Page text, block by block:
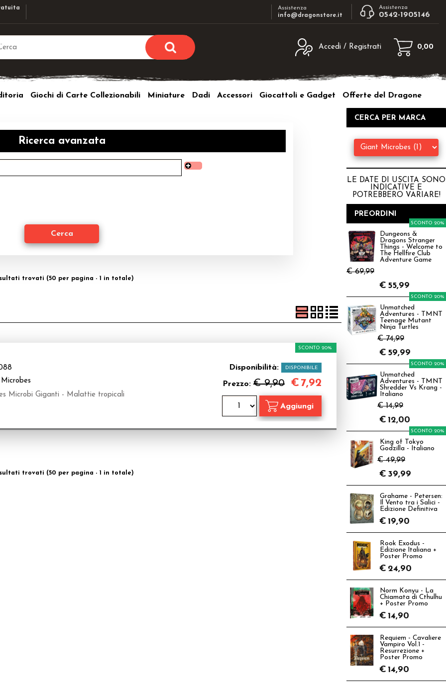
Assistenza
info@dragonstore.it
Assistenza
0542-1905146
Accedi / Registrati
utente e la password e poi clicca sul
sito clicca sul pulsante "Registrati"
0,00
Giochi di Carte Collezionabili Miniature Dadi Accessori Giocattoli e Gadget Offerte del Dragone
Ricerca avanzata
trovati (50 per pagina - 1 in totale)
Microbi Giganti - Malattie tropicali
Disponibilità: DISPONIBILE
Prezzo: € 9,90
SCONTO 20%
€ 7,92
trovati (50 per pagina - 1 in totale)
CERCA PER MARCA
LE DATE DI USCITA SONO
INDICATIVE E
POTREBBERO VARIARE!
PREORDINI
Dungeons &
Dragons Stranger
Things - Welcome to
The Hellfire Club
Adventure Game
€ 69,99
SCONTO 20%
€ 55,99
Unmatched
Adventures - TMNT
Teenage Mutant
Ninja Turtles
€ 74,99
SCONTO 20%
€ 59,99
Unmatched
Adventures - TMNT
Shredder Vs Krang -
Italiano
€ 14,99
SCONTO 20%
€ 12,00
King of Tokyo
Godzilla - Italiano
€ 49,99
SCONTO 20%
€ 39,99
Grahame - Petersen:
Il Vento tra i Salici -
Edizione Definitiva
€ 19,90
Rook Exodus -
Edizione Italiana +
Poster Promo
€ 24,90
Norm Konyu - La
Chiamata di Cthulhu
+ Poster Promo
€ 14,90
Requiem - Cavaliere
Vampiro Vol.1 -
Resurrezione +
Poster Promo
€ 14,90